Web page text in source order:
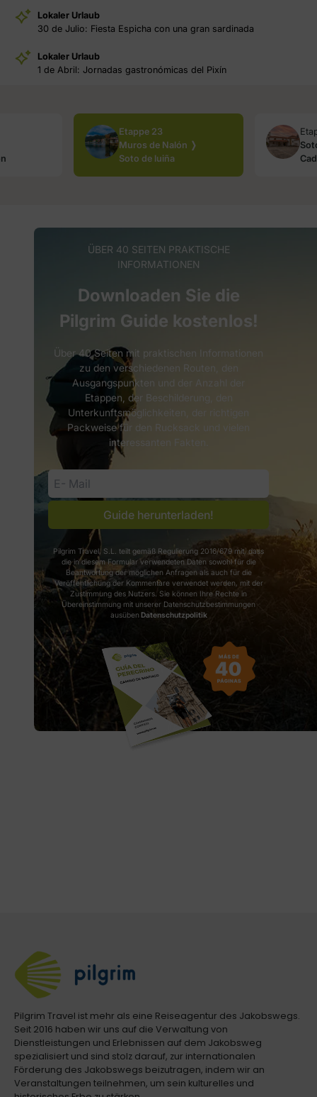
Lokaler Urlaub
30 de Julio: Fiesta Espicha con una gran sardinada
Lokaler Urlaub
1 de Abril: Jornadas gastronómicas del Pixín
Etappe 23
Muros de Nalón ❭
Soto de luiña
ÜBER 40 SEITEN PRAKTISCHE
INFORMATIONEN
Downloaden Sie die
Pilgrim Guide kostenlos!
Über 40 Seiten mit praktischen Informationen
zu den verschiedenen Routen, den
Ausgangspunkten und der Anzahl der
Etappen, der Beschilderung, den
Unterkunftsmöglichkeiten, der richtigen
Packweise für den Rucksack und vielen
interessanten Fakten.
Guide herunterladen!
Pilgrim Travel, S.L. teilt gemäß Regulierung 2016/679 mit, dass
die in diesem Formular verwendeten Daten sowohl für die
Beantwortung der möglichen Anfragen als auch für die
Veröffentlichung der Kommentare verwendet werden, mit der
Zustimmung des Nutzers. Sie können Ihre Rechte in
Übereinstimmung mit unserer Datenschutzbestimmungen
ausüben Datenschutzpolitik
Pilgrim Travel ist mehr als eine Reiseagentur des Jakobswegs.
Seit 2016 haben wir uns auf die Verwaltung von
Dienstleistungen und Erlebnissen auf dem Jakobsweg
spezialisiert und sind stolz darauf, zur internationalen
Förderung des Jakobswegs beizutragen, indem wir an
Veranstaltungen teilnehmen, um sein kulturelles und